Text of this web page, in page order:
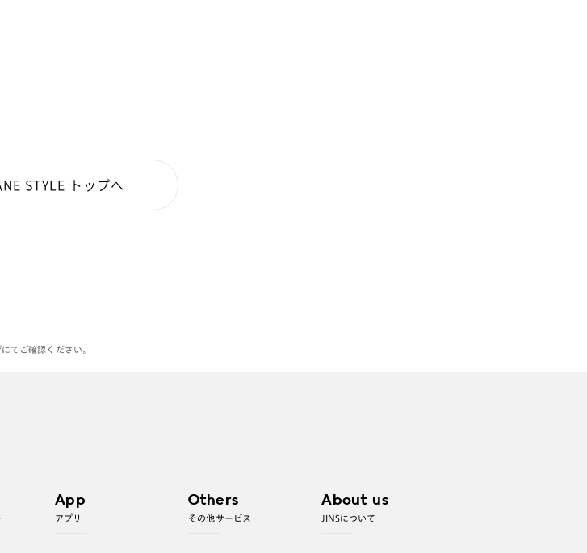
STYLE トップへ
てご確認ください。
App
アプリ
Others
その他サービス
About us
JINSについて